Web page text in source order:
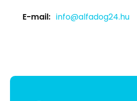
E-mail: info@alfadog24.hu